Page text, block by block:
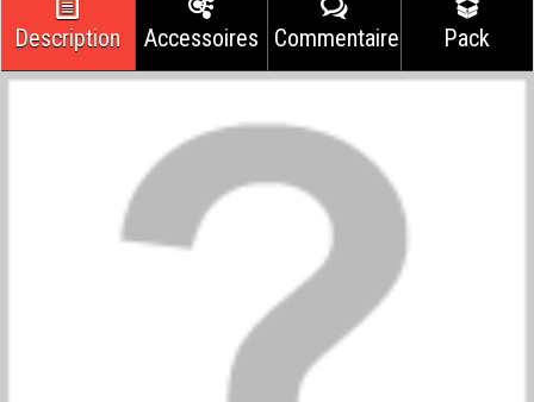
Description Accessoires Commentaires Pack